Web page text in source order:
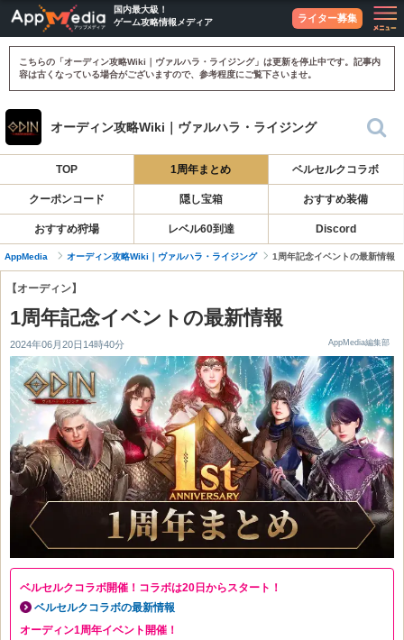
国内最大級！
ゲーム攻略情報メディア
ライター募集
こちらの「オーディン攻略Wiki｜ヴァルハラ・ライジング」は更新を停止中です。記事内
容は古くなっている場合がございますので、参考程度にご覧下さいませ。
オーディン攻略Wiki｜ヴァルハラ・ライジング
TOP 1周年まとめ ベルセルクコラボ
クーポンコード 隠し宝箱 おすすめ装備
おすすめ狩場 レベル60到達 Discord
AppMedia オーディン攻略Wiki｜ヴァルハラ・ライジング 1周年記念イベントの最新情報
【オーディン】
1周年記念イベントの最新情報
2024年06月20日14時40分 AppMedia編集部
ベルセルクコラボ開催！コラボは20日からスタート！
ベルセルクコラボの最新情報
オーディン1周年イベント開催！